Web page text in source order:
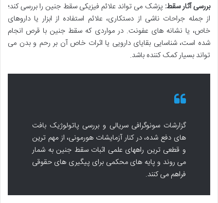
بررسی آثار سقط: پزشک می تواند علائم فیزیکی سقط جنین را بررسی کند؛
از جمله جراحات ناشی از دستکاری، علائم استفاده از ابزار یا داروهای
خاص، یا نشانه های عفونت. در مواردی که سقط جنین با قرص انجام
شده است، شناسایی بقایای دارویی یا اثرات خاص آن بر رحم و بدن می
تواند بسیار کمک کننده باشد.
گزارشات سونوگرافی سریالی و بررسی پاتولوژیک بافت
های دفع شده، در کنار آزمایشات هورمونی، از مهم ترین
و قطعی ترین راههای علمی اثبات سقط جنین به شمار
می روند و پایه های محکمی برای پیگیری های حقوقی
فراهم می کنند.